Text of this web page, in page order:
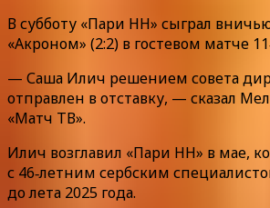
В субботу «Пари НН» сыграл
«Акроном» (2:2) в гостевом матче
— Саша Илич решением совета
отправлен в отставку, — сказал
«Матч ТВ».
Илич возглавил «Пари НН» в мае,
с 46‑летним сербским
до лета 2025 года.